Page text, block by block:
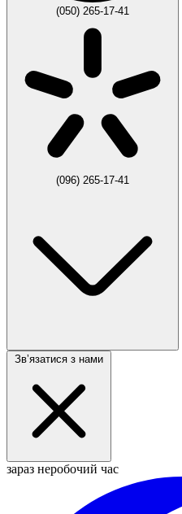
(050) 265-17-41
(096) 265-17-41
Звʼязатися з нами
зараз неробочий час